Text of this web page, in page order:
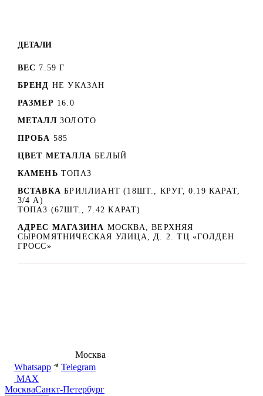
ДЕТАЛИ
ВЕС 7.59 Г
БРЕНД НЕ УКАЗАН
РАЗМЕР 16.0
МЕТАЛЛ ЗОЛОТО
ПРОБА 585
ЦВЕТ МЕТАЛЛА БЕЛЫЙ
КАМЕНЬ ТОПАЗ
ВСТАВКА БРИЛЛИАНТ (18ШТ., КРУГ, 0.19 КАРАТ,
3/4 А)
ТОПАЗ (67ШТ., 7.42 КАРАТ)
АДРЕС МАГАЗИНА МОСКВА, ВЕРХНЯЯ
СЫРОМЯТНИЧЕСКАЯ УЛИЦА, Д. 2. ТЦ «ГОЛДЕН
ГРОСС»
Москва
Whatsapp
Telegram
MAX
МоскваСанкт-Петербург